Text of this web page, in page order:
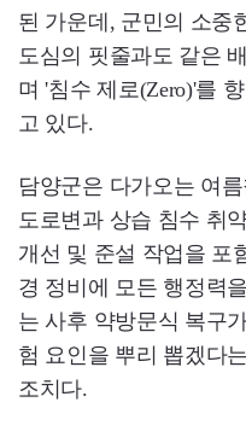
된 가운데, 군민의 소중
도심의 핏줄과도 같은
며 '침수 제로(Zero)'를
고 있다.
담양군은 다가오는 여
도로변과 상습 침수 취
개선 및 준설 작업을 포
경 정비에 모든 행정력
는 사후 약방문식 복구
험 요인을 뿌리 뽑겠다
조치다.